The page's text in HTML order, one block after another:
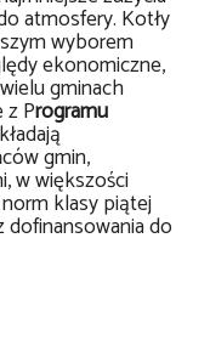
atmosfery. Kotły
wyborem
ekonomiczne,
gminach
z Programu
gmin,
w większości
klasy piątej
do